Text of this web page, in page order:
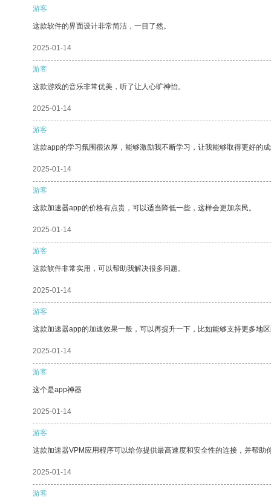
游客
这款软件的界面设计非常简洁，一目了然。
2025-01-14
游客
这款游戏的音乐非常优美，听了让人心旷神怡。
2025-01-14
游客
这款app的学习氛围很浓厚，能够激励我不断学习，让我能够取得更好的
2025-01-14
游客
这款加速器app的价格有点贵，可以适当降低一些，这样会更加亲民。
2025-01-14
游客
这款软件非常实用，可以帮助我解决很多问题。
2025-01-14
游客
这款加速器app的加速效果一般，可以再提升一下，比如能够支持更多地
2025-01-14
游客
这个是app神器
2025-01-14
游客
这款加速器VPM应用程序可以给你提供最高速度和安全性的连接，并帮助
2025-01-14
游客